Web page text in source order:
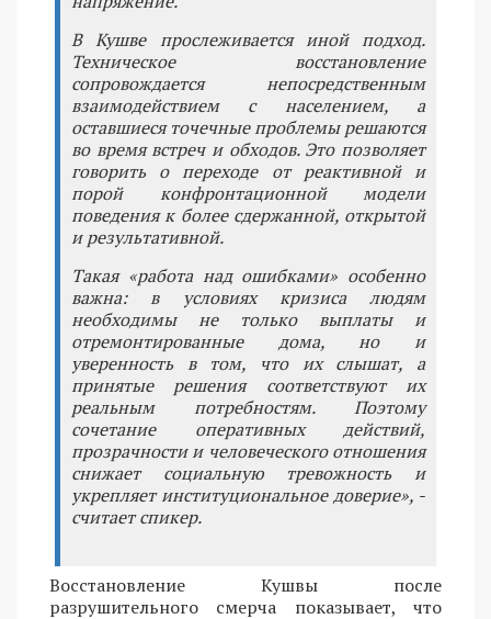
В Кушве прослеживается иной подход.
Техническое восстановление
сопровождается непосредственным
взаимодействием с населением, а
оставшиеся точечные проблемы решаются
во время встреч и обходов. Это позволяет
говорить о переходе от реактивной и
порой конфронтационной модели
поведения к более сдержанной, открытой
и результативной.
Такая «работа над ошибками» особенно
важна: в условиях кризиса людям
необходимы не только выплаты и
отремонтированные дома, но и
уверенность в том, что их слышат, а
принятые решения соответствуют их
реальным потребностям. Поэтому
сочетание оперативных действий,
прозрачности и человеческого отношения
снижает социальную тревожность и
укрепляет институциональное доверие», -
считает спикер.
Восстановление Кушвы после
разрушительного смерча показывает, что